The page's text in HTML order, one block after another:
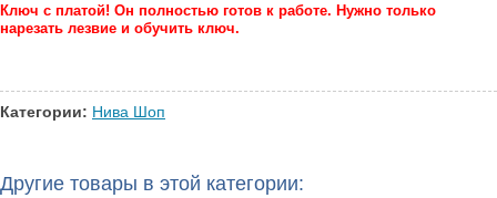
Ключ с платой! Он полностью готов к работе. Нужно только
нарезать лезвие и обучить ключ.
Категории: Нива Шоп
Другие товары в этой категории: